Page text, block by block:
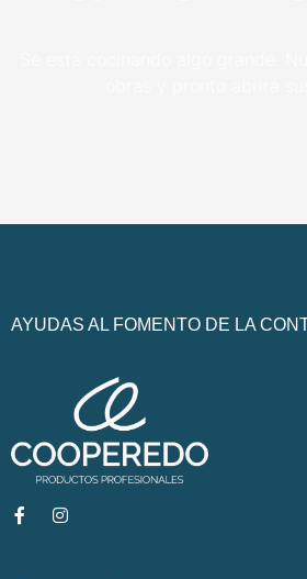
AYUDAS AL FOMENTO DE LA